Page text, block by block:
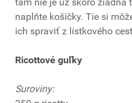
tam nie je už skoro žiadna
naplňte košíčky. Tie si
ich spraviť z lístkového
Ricottové guľky
Suroviny: